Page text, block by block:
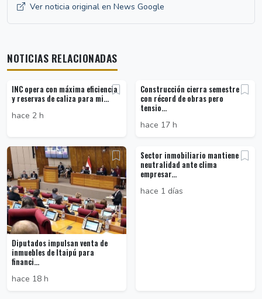
Ver noticia original en News Google
NOTICIAS RELACIONADAS
INC opera con máxima eficiencia
y reservas de caliza para mi...
hace 2 h
Construcción cierra semestre
con récord de obras pero
tensio...
hace 17 h
Diputados impulsan venta de
inmuebles de Itaipú para
financi...
hace 18 h
Sector inmobiliario mantiene
neutralidad ante clima
empresar...
hace 1 días